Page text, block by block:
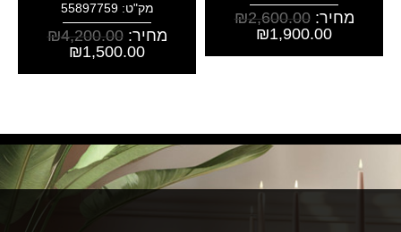
מחיר: ₪2,600.00
₪1,900.00
מק"ט: 55897759
מחיר: ₪4,200.00
₪1,500.00